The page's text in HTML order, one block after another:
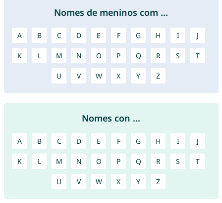
Nomes de meninos com ...
A B C D E F G H I J
K L M N O P Q R S T
U V W X Y Z
Nomes con ...
A B C D E F G H I J
K L M N O P Q R S T
U V W X Y Z